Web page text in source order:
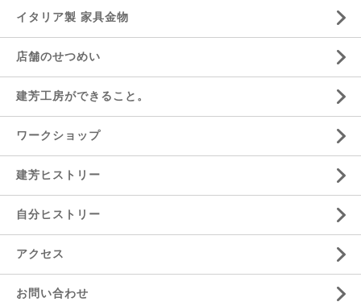
イタリア製 家具金物
店舗のせつめい
建芳工房ができること。
ワークショップ
建芳ヒストリー
自分ヒストリー
アクセス
お問い合わせ